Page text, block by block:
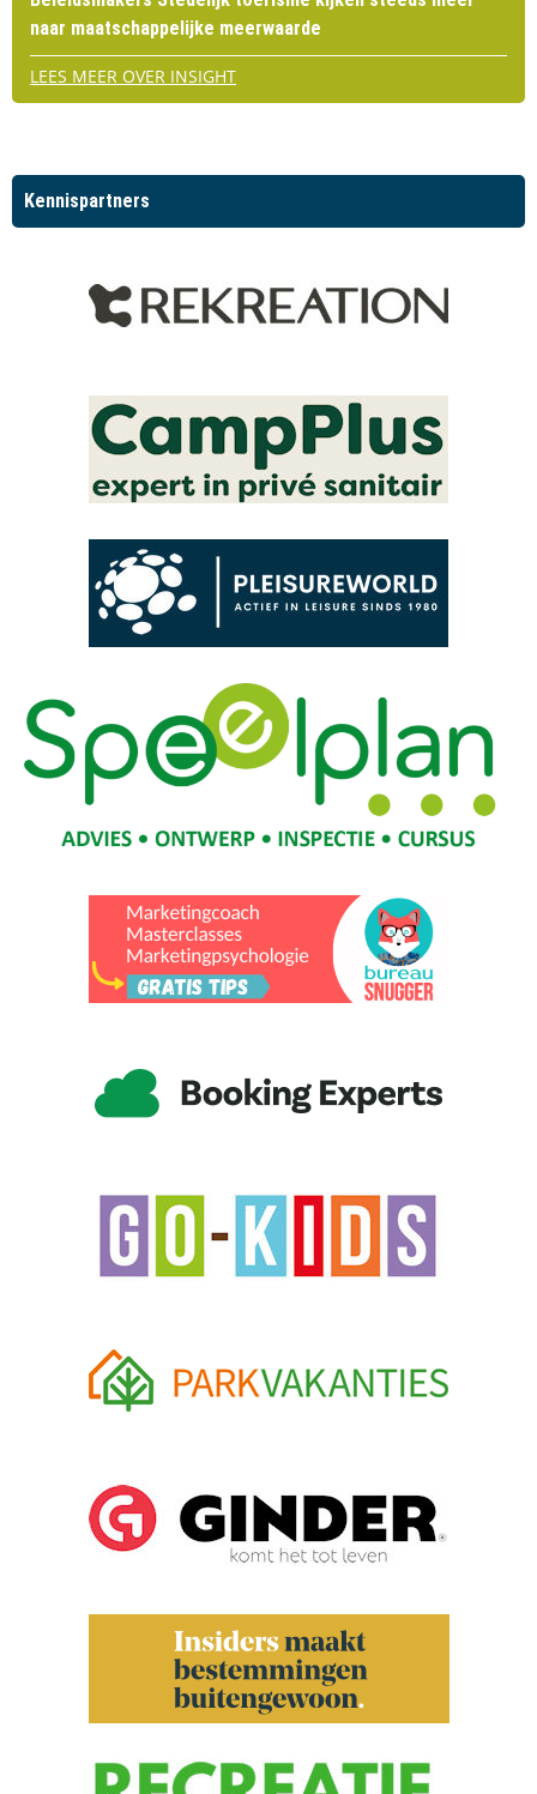
naar maatschappelijke meerwaarde
LEES MEER OVER INSIGHT
Kennispartners